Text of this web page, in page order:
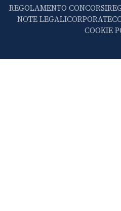
REGOLAMENTO CONCORSI
NOTE LEGALICORPORATE
COOKIE